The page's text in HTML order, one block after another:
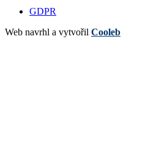
GDPR
Web navrhl a vytvořil Cooleb